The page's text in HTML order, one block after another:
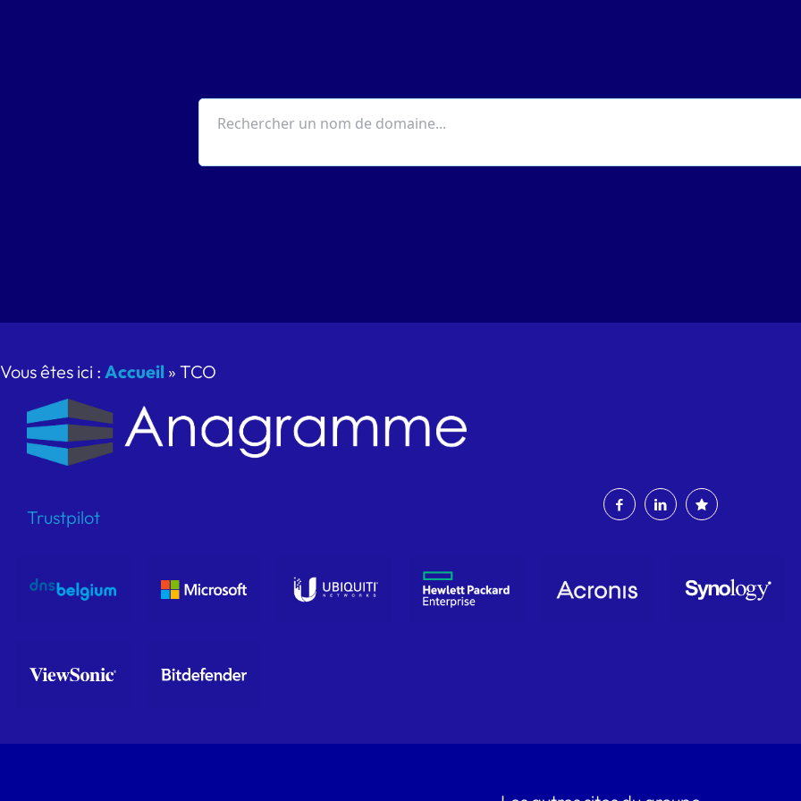
Vous êtes ici : Accueil » TCO
Trustpilot